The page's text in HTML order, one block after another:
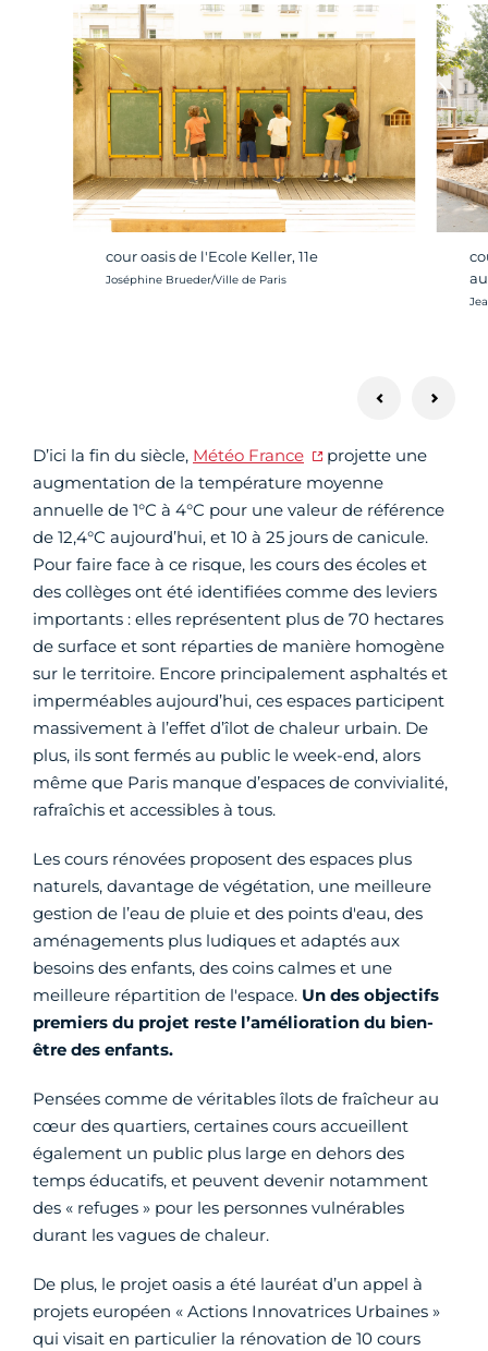
cour oasis de l'Ecole Keller, 11e
Crédit photo :
Joséphine Brueder/Ville de Paris
D’ici la fin du siècle, Météo France
projette une
augmentation de la température moyenne
annuelle de 1°C à 4°C pour une valeur de référence
de 12,4°C aujourd’hui, et 10 à 25 jours de canicule.
Pour faire face à ce risque, les cours des écoles et
des collèges ont été identifiées comme des leviers
importants : elles représentent plus de 70 hectares
de surface et sont réparties de manière homogène
sur le territoire. Encore principalement asphaltés et
imperméables aujourd’hui, ces espaces participent
massivement à l’effet d’îlot de chaleur urbain. De
plus, ils sont fermés au public le week-end, alors
même que Paris manque d’espaces de convivialité,
rafraîchis et accessibles à tous.
Les cours rénovées proposent des espaces plus
naturels, davantage de végétation, une meilleure
gestion de l’eau de pluie et des points d'eau, des
aménagements plus ludiques et adaptés aux
besoins des enfants, des coins calmes et une
meilleure répartition de l'espace. Un des objectifs
premiers du projet reste l’amélioration du bien-
être des enfants.
Pensées comme de véritables îlots de fraîcheur au
cœur des quartiers, certaines cours accueillent
également un public plus large en dehors des
temps éducatifs, et peuvent devenir notamment
des « refuges » pour les personnes vulnérables
durant les vagues de chaleur.
De plus, le projet oasis a été lauréat d’un appel à
projets européen « Actions Innovatrices Urbaines »
qui visait en particulier la rénovation de 10 cours